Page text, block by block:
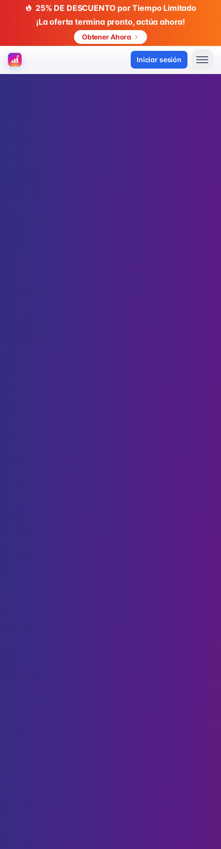
25% DE DESCUENTO por Tiempo Limitado
¡La oferta termina pronto, actúa ahora!
Obtener Ahora
Iniciar sesión